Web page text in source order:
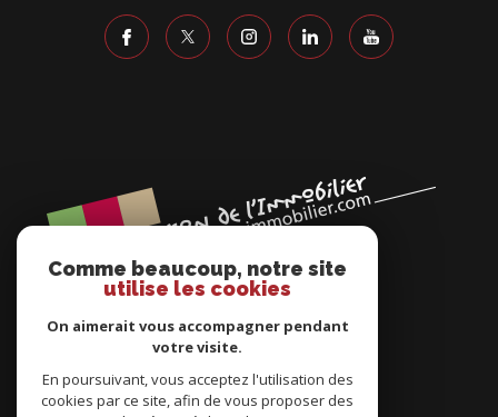
Comme beaucoup, notre site
utilise les cookies
On aimerait vous accompagner pendant
votre visite.
En poursuivant, vous acceptez l'utilisation des
cookies par ce site, afin de vous proposer des